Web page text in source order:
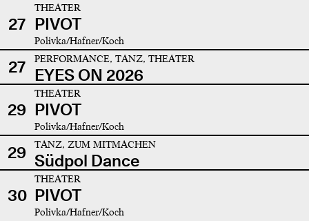
27
THEATER
PIVOT
Polivka/Hafner/Koch
27 PERFORMANCE, TANZ, THEATER
EYES ON 2026
29
THEATER
PIVOT
Polivka/Hafner/Koch
29 TANZ, ZUM MITMACHEN
Südpol Dance
30
THEATER
PIVOT
Polivka/Hafner/Koch